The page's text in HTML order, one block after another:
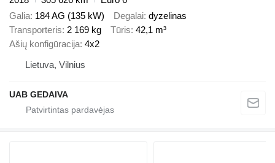
Galia 184 AG (135 kW) Degalai dyzelinas
Transporteris 2 169 kg Tūris 42,1 m³
Ašių konfigūracija 4x2
Lietuva, Vilnius
UAB GEDAIVA